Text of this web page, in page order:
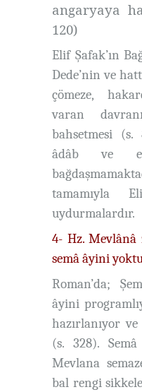
angaryaya
120)
Elif Şafak’ın
Dede’nin ve
çömeze,
varan
bahsetmesi (s.
âdâb ve
tamamıyla
uydurmalardır.
4- Hz. Mevlânâ
semâ âyini
Roman’da;
âyini
hazırlanıyor
(s. 328).
Mevlana
bal rengi